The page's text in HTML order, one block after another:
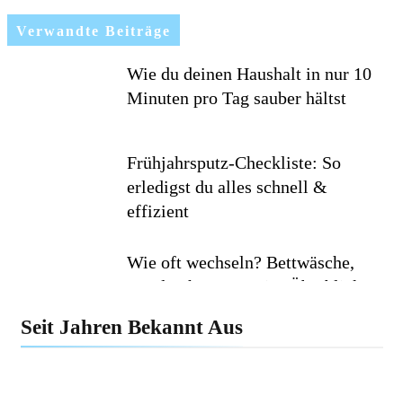
Verwandte Beiträge
Wie du deinen Haushalt in nur 10
Minuten pro Tag sauber hältst
Frühjahrsputz-Checkliste: So
erledigst du alles schnell &
effizient
Wie oft wechseln? Bettwäsche,
Handtücher & Co. im Überblick
Minimalismus im Haushalt: Wie
Seit Jahren Bekannt Aus